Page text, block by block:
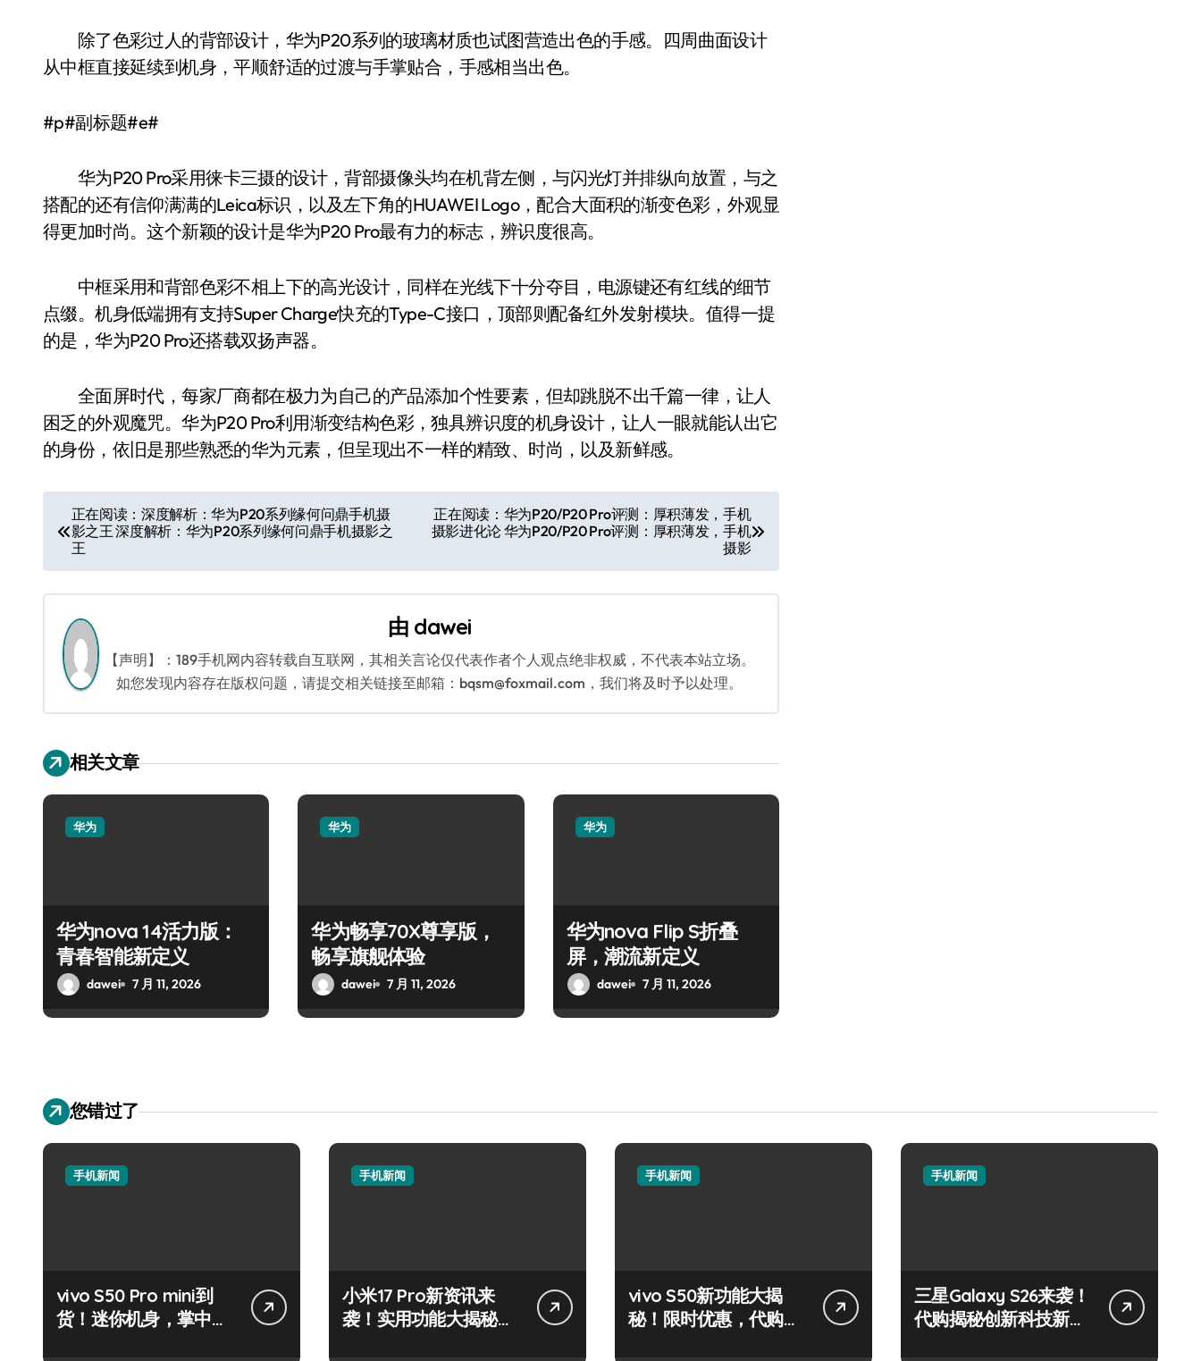
除了色彩过人的背部设计，华为P20系列的玻璃材质也试图营造出色的手感。四周曲面设计
从中框直接延续到机身，平顺舒适的过渡与手掌贴合，手感相当出色。
#p#副标题#e#
华为P20 Pro采用徕卡三摄的设计，背部摄像头均在机背左侧，与闪光灯并排纵向放置，与之
搭配的还有信仰满满的Leica标识，以及左下角的HUAWEI Logo，配合大面积的渐变色彩，外观显
得更加时尚。这个新颖的设计是华为P20 Pro最有力的标志，辨识度很高。
中框采用和背部色彩不相上下的高光设计，同样在光线下十分夺目，电源键还有红线的细节
点缀。机身低端拥有支持Super Charge快充的Type-C接口，顶部则配备红外发射模块。值得一提
的是，华为P20 Pro还搭载双扬声器。
全面屏时代，每家厂商都在极力为自己的产品添加个性要素，但却跳脱不出千篇一律，让人
困乏的外观魔咒。华为P20 Pro利用渐变结构色彩，独具辨识度的机身设计，让人一眼就能认出它
的身份，依旧是那些熟悉的华为元素，但呈现出不一样的精致、时尚，以及新鲜感。
章
导
航
正在阅读：深度解析：华为P20系列缘何问鼎手机摄
影之王 深度解析：华为P20系列缘何问鼎手机摄影之
王
正在阅读：华为P20/P20 Pro评测：厚积薄发，手机
摄影进化论 华为P20/P20 Pro评测：厚积薄发，手机
摄影
由 dawei
【声明】：189手机网内容转载自互联网，其相关言论仅代表作者个人观点绝非权威，不代表本站立场。
如您发现内容存在版权问题，请提交相关链接至邮箱：bqsm@foxmail.com，我们将及时予以处理。
相关文章
华为
华为nova 14活力版：
青春智能新定义
dawei 7 月 11, 2026
华为
华为畅享70X尊享版，
畅享旗舰体验
dawei 7 月 11, 2026
华为
华为nova Flip S折叠
屏，潮流新定义
dawei 7 月 11, 2026
您错过了
手机新闻
vivo S50 Pro mini到
货！迷你机身，掌中资
手机新闻
小米17 Pro新资讯来
袭！实用功能大揭秘，
手机新闻
vivo S50新功能大揭
秘！限时优惠，代购带
手机新闻
三星Galaxy S26来袭！
代购揭秘创新科技新亮